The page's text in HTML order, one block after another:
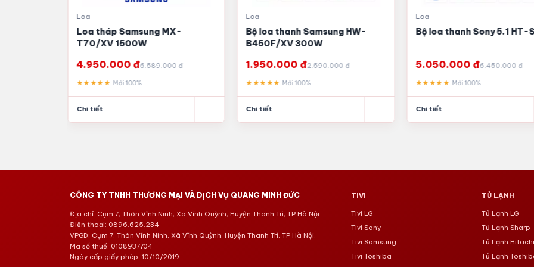
Loa
Loa tháp Samsung MX-
T70/XV 1500W
6.589.000 đ
4.950.000 đ
★★★★★ Mới 100%
Chi tiết
Loa
Bộ loa thanh Samsung HW-
B450F/XV 300W
2.590.000 đ
1.950.000 đ
★★★★★ Mới 100%
Chi tiết
Loa
Bộ loa thanh Sony 5.1 HT-
6.450.000 đ
5.050.000 đ
★★★★★ Mới 100%
Chi tiết
CÔNG TY TNHH THƯƠNG MẠI VÀ DỊCH VỤ QUANG MINH ĐỨC
Địa chỉ: Cụm 7, Thôn Vĩnh Ninh, Xã Vĩnh Quỳnh, Huyện Thanh Trì, TP Hà Nội.
Điện thoại: 0896.625.234
VPGD: Cụm 7, Thôn Vĩnh Ninh, Xã Vĩnh Quỳnh, Huyện Thanh Trì, TP Hà Nội.
Mã số thuế: 0108937704
Ngày cấp giấy phép: 10/10/2019
TIVI
Tivi LG
Tivi Sony
Tivi Samsung
Tivi Toshiba
TỦ LẠNH
Tủ Lạnh LG
Tủ Lạnh Sharp
Tủ Lạnh Hitachi
Tủ Lạnh